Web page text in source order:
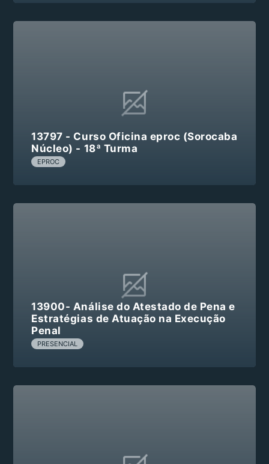
13797 - Curso Oficina eproc (Sorocaba
Núcleo) - 18ª Turma
EPROC
13900- Análise do Atestado de Pena e
Estratégias de Atuação na Execução
Penal
PRESENCIAL